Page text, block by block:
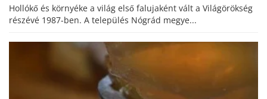
Hollókő és környéke a világ első falujaként vált a Világörökség
részévé 1987-ben. A település Nógrád megye...